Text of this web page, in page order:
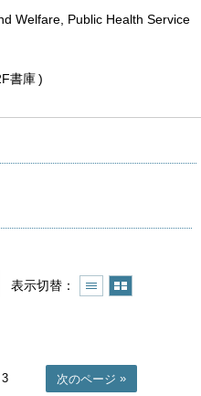
Welfare, Public Health Service
書庫
表示切替
次のページ